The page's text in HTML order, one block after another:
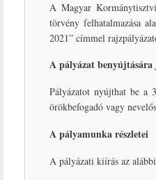
A Magyar
törvény felhatalmazása
2021” címmel
A pályázat benyújtására
Pályázatot nyújthat be a
örökbefogadó vagy
A pályamunka részletei
A pályázati kiírás az